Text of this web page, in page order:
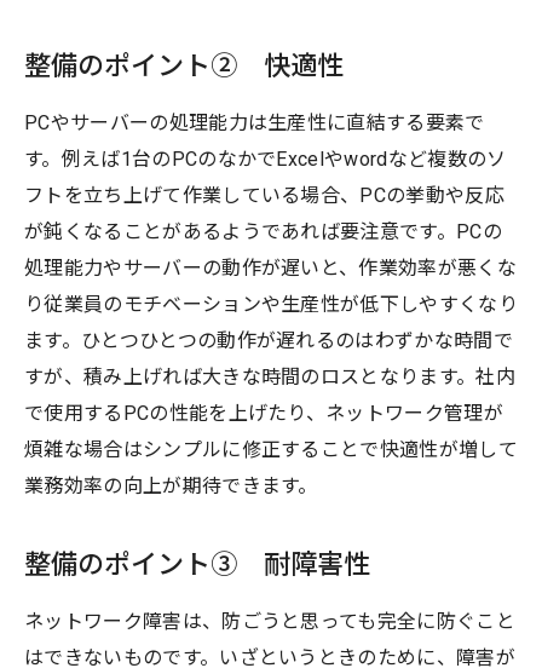
整備のポイント② 快適性
PCやサーバーの処理能力は生産性に直結する要素で
す。例えば1台のPCのなかでExcelやwordなど複数のソ
フトを立ち上げて作業している場合、PCの挙動や反応
が鈍くなることがあるようであれば要注意です。PCの
処理能力やサーバーの動作が遅いと、作業効率が悪くな
り従業員のモチベーションや生産性が低下しやすくなり
ます。ひとつひとつの動作が遅れるのはわずかな時間で
すが、積み上げれば大きな時間のロスとなります。社内
で使用するPCの性能を上げたり、ネットワーク管理が
煩雑な場合はシンプルに修正することで快適性が増して
業務効率の向上が期待できます。
整備のポイント③ 耐障害性
ネットワーク障害は、防ごうと思っても完全に防ぐこと
はできないものです。いざというときのために、障害が